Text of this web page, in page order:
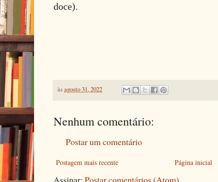
doce).
àsagosto 31, 2022
Nenhum comentário:
Postar um comentário
Postagem mais recente Página inicial
Assinar: Postar comentários (Atom)